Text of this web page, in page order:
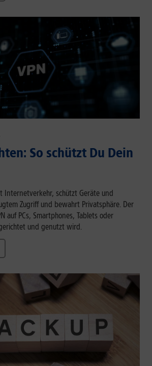
So schützt Du Dein
Internetverkehr, schützt Geräte und
Zugriff und bewahrt Privatsphäre. Der
auf PCs, Smartphones, Tablets oder
und genutzt wird.